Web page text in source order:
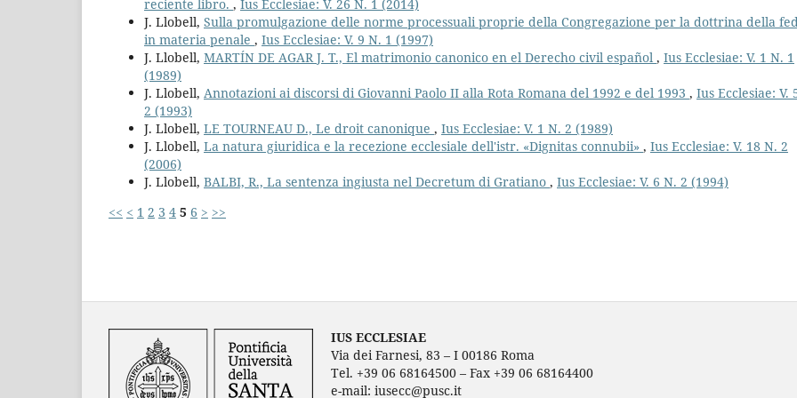
reciente libro. , Ius Ecclesiae: V. 26 N. 1 (2014)
J. Llobell, Sulla promulgazione delle norme processuali proprie della Congregazione per la dottrina della
in materia penale , Ius Ecclesiae: V. 9 N. 1 (1997)
J. Llobell, MARTÍN DE AGAR J. T., El matrimonio canonico en el Derecho civil español , Ius Ecclesiae: V. 1 N. 1
(1989)
J. Llobell, Annotazioni ai discorsi di Giovanni Paolo II alla Rota Romana del 1992 e del 1993 , Ius Ecclesiae: V.
2 (1993)
J. Llobell, LE TOURNEAU D., Le droit canonique , Ius Ecclesiae: V. 1 N. 2 (1989)
J. Llobell, La natura giuridica e la recezione ecclesiale dell'istr. «Dignitas connubii» , Ius Ecclesiae: V. 18 N. 2
(2006)
J. Llobell, BALBI, R., La sentenza ingiusta nel Decretum di Gratiano , Ius Ecclesiae: V. 6 N. 2 (1994)
<< < 1 2 3 4 5 6 > >>
IUS ECCLESIAE
Via dei Farnesi, 83 – I 00186 Roma
Tel. +39 06 68164500 – Fax +39 06 68164400
e-mail: iusecc@pusc.it